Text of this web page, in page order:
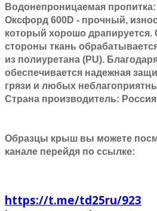
Водонепроницаемая
Оксфорд 600D - прочный,
который хорошо драпируется.
стороны ткань
из полиуретана (PU).
обеспечивается надежная
грязи и любых
Страна производитель: Россия
Образцы крыш вы можете
канале перейдя по ссылке:
https://t.me/td25ru/923